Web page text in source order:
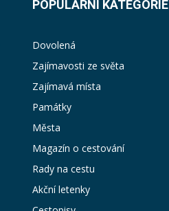
POPULÁRNÍ KATEGORIE
Dovolená
Zajímavosti ze světa
Zajímavá místa
Památky
Města
Magazín o cestování
Rady na cestu
Akční letenky